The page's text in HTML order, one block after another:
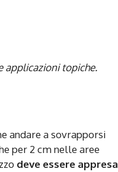
applicazioni topiche.
andare a sovrapporsi
per 2 cm nelle aree
deve essere appresa